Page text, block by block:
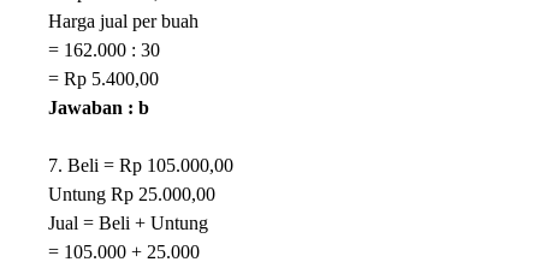
Harga jual per buah
= 162.000 : 30
= Rp 5.400,00
Jawaban : b
7. Beli = Rp 105.000,00
Untung Rp 25.000,00
Jual = Beli + Untung
= 105.000 + 25.000